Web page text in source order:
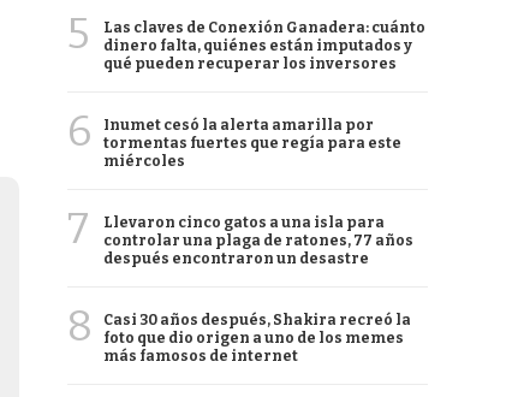
5
Las claves de Conexión Ganadera: cuánto
dinero falta, quiénes están imputados y
qué pueden recuperar los inversores
6
Inumet cesó la alerta amarilla por
tormentas fuertes que regía para este
miércoles
7
Llevaron cinco gatos a una isla para
controlar una plaga de ratones, 77 años
después encontraron un desastre
8
Casi 30 años después, Shakira recreó la
foto que dio origen a uno de los memes
más famosos de internet